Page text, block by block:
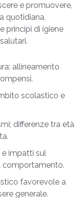
e promuovere,
quotidiana,
principi di igiene
allineamento
scolastico e
differenze tra età
e impatti sul
comportamento.
favorevole a
generale.